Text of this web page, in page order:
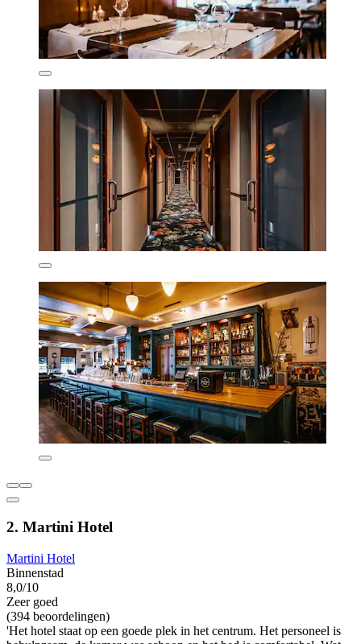
2. Martini Hotel
Martini Hotel
Binnenstad
8,0/10
Zeer goed
(394 beoordelingen)
'Het hotel staat op een goede plek in het centrum. Het personeel is